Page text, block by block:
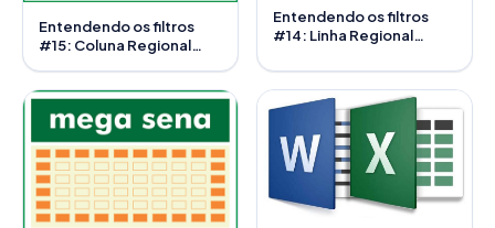
Entendendo os filtros
#15: Coluna Regional
Entendendo os filtros
#14: Linha Regional